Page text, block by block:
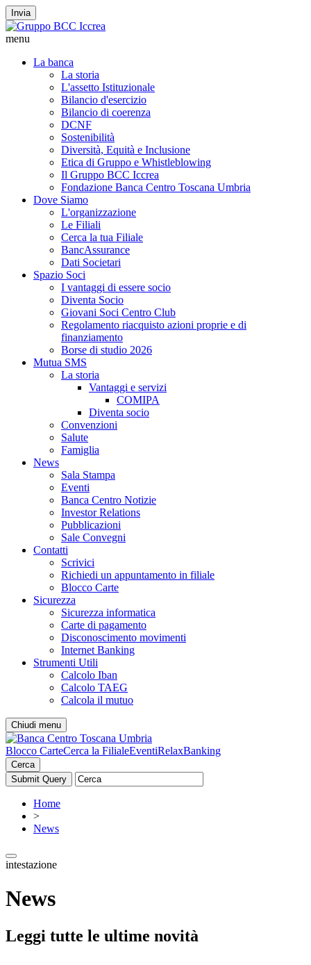
Invia
menu
La banca
La storia
L'assetto Istituzionale
Bilancio d'esercizio
Bilancio di coerenza
DCNF
Sostenibilità
Diversità, Equità e Inclusione
Etica di Gruppo e Whistleblowing
Il Gruppo BCC Iccrea
Fondazione Banca Centro Toscana Umbria
Dove Siamo
L'organizzazione
Le Filiali
Cerca la tua Filiale
BancAssurance
Dati Societari
Spazio Soci
I vantaggi di essere socio
Diventa Socio
Giovani Soci Centro Club
Regolamento riacquisto azioni proprie e di
finanziamento
Borse di studio 2026
Mutua SMS
La storia
Vantaggi e servizi
COMIPA
Diventa socio
Convenzioni
Salute
Famiglia
News
Sala Stampa
Eventi
Banca Centro Notizie
Investor Relations
Pubblicazioni
Sale Convegni
Contatti
Scrivici
Richiedi un appuntamento in filiale
Blocco Carte
Sicurezza
Sicurezza informatica
Carte di pagamento
Disconoscimento movimenti
Internet Banking
Strumenti Utili
Calcolo Iban
Calcolo TAEG
Calcola il mutuo
Chiudi menu
Blocco CarteCerca la FilialeEventiRelaxBanking
Cerca
Home
>
News
intestazione
News
Leggi tutte le ultime novità